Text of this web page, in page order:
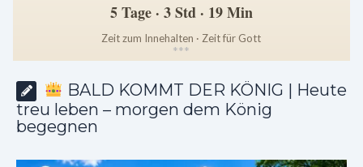
5 Tage · 3 Std · 19 Min
Zeit zum Innehalten · Zeit für Gott
***
BALD KOMMT DER KÖNIG | Heute
treu leben – morgen dem König
begegnen